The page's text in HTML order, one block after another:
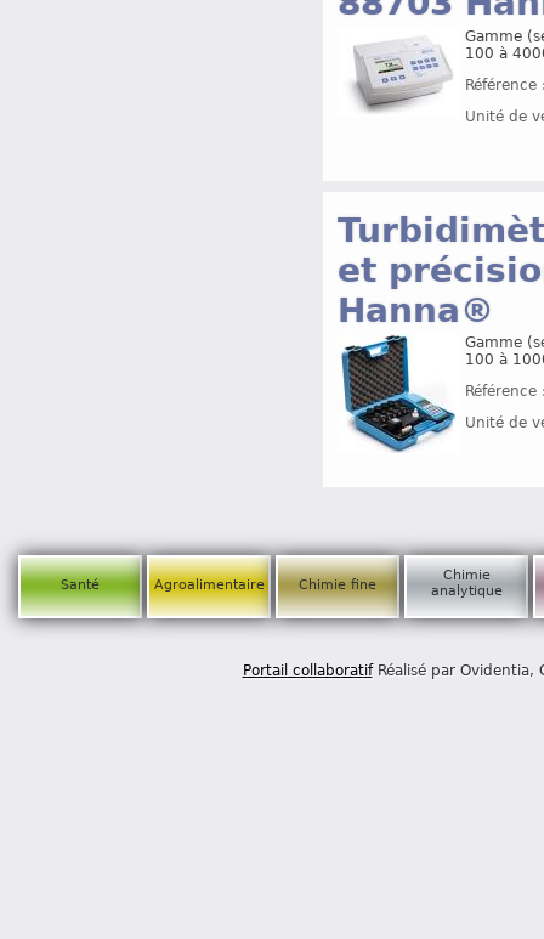
Gamme
100 à
Unité de
et
Hanna®
Gamme
100 à
Unité de
Santé Agroalimentaire Chimie fine
Chimie
analytique
Portail collaboratifRéalisé par Ovidentia,